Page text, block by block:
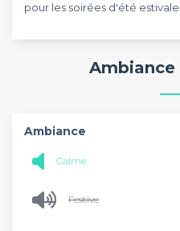
pour les soirées d'été
Ambiance
Calme
Festive